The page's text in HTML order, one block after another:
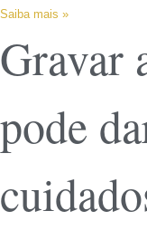
Saiba mais »
Gravar
pode